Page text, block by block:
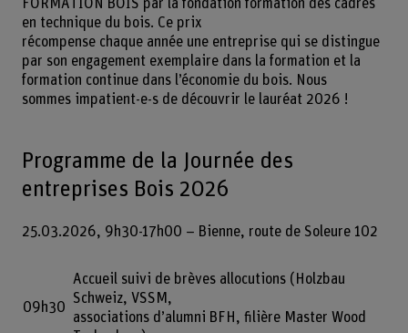
FORMATION BOIS par la fondation formation des cadres
en technique du bois. Ce prix
récompense chaque année une entreprise qui se distingue
par son engagement exemplaire dans la formation et la
formation continue dans l’économie du bois. Nous
sommes impatient-e-s de découvrir le lauréat 2026 !
Programme de la Journée des
entreprises Bois 2026
25.03.2026, 9h30-17h00 – Bienne, route de Soleure 102
09h30
Accueil suivi de brèves allocutions (Holzbau
Schweiz, VSSM,
associations d’alumni BFH, filière Master Wood